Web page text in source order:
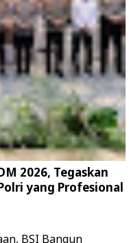
2026, Tegaskan
yang Profesional